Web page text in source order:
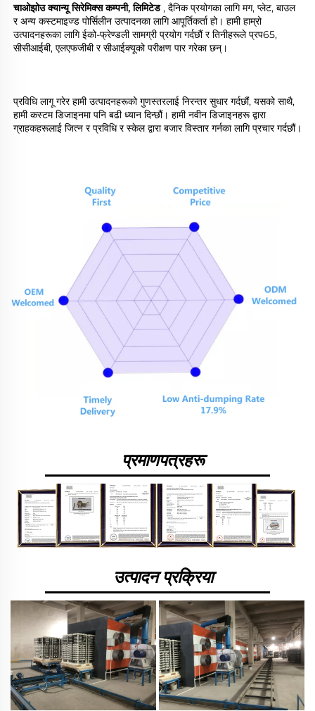
चाओझोउ क्यान्यू सिरेमिक्स कम्पनी, लिमिटेड , दैनिक प्रयोगका लागि मग, प्लेट, बाउल
र अन्य कस्टमाइज्ड पोर्सिलीन उत्पादनका लागि आपूर्तिकर्ता हो। हामी हाम्रो
उत्पादनहरूका लागि ईको-फ्रेण्डली सामग्री प्रयोग गर्दछौं र तिनीहरूले प्रप65,
सीसीआईबी, एलएफजीबी र सीआईक्यूको परीक्षण पार गरेका छन्।
प्रविधि लागू गरेर हामी उत्पादनहरूको गुणस्तरलाई निरन्तर सुधार गर्दछौं, यसको साथै,
हामी कस्टम डिजाइनमा पनि बढी ध्यान दिन्छौं। हामी नवीन डिजाइनहरू द्वारा
प्रमाणपत्रहरू
उत्पादन प्रक्रिया